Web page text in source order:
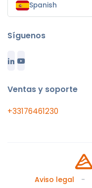
Spanish
Síguenos
Ventas y soporte
+33176461230
Aviso legal